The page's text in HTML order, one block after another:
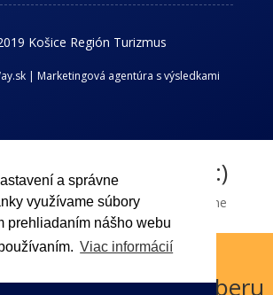
a správne
využívame súbory
prehliadaním nášho webu
Viac informácií
Košice Región Turizmus
| Marketingová agentúra s výsledkami
novinky z kraja :)
nášho newslettra a dostávajte aktuálne
regióne.
prihlásený k odberu